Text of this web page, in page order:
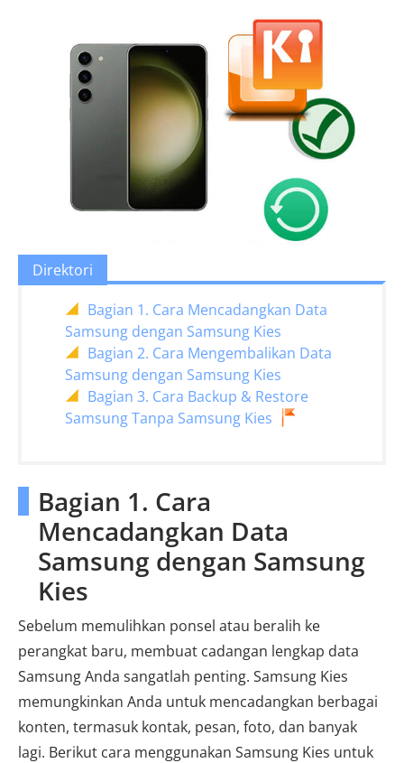
Direktori
Bagian 1. Cara Mencadangkan Data
Samsung dengan Samsung Kies
Bagian 2. Cara Mengembalikan Data
Samsung dengan Samsung Kies
Bagian 3. Cara Backup & Restore
Samsung Tanpa Samsung Kies
Bagian 1. Cara
Mencadangkan Data
Samsung dengan Samsung
Kies
Sebelum memulihkan ponsel atau beralih ke
perangkat baru, membuat cadangan lengkap data
Samsung Anda sangatlah penting. Samsung Kies
memungkinkan Anda untuk mencadangkan berbagai
konten, termasuk kontak, pesan, foto, dan banyak
lagi. Berikut cara menggunakan Samsung Kies untuk